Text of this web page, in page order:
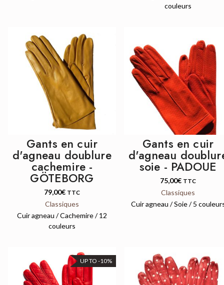
couleurs
QUICK VIEW
Gants en cuir
d'agneau doublure
cachemire -
GÖTEBORG
79,00€ TTC
Classiques
Cuir agneau / Cachemire / 12
couleurs
QUICK VIEW
Gants en cuir
d'agneau
soie - PADOUE
75,00€ TTC
Classiques
Cuir agneau / Soie / 5
UP TO -10%